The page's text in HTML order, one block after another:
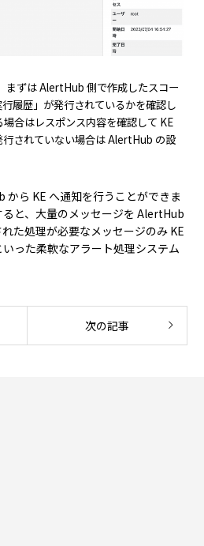
まずは AlertHub 側で作成したスコー
履歴」が発行されているかを確認し
合はレスポンス内容を確認して KE
行されていない場合は AlertHub の設
ら KE へ通知を行うことができま
と、大量のメッセージを AlertHub
た処理が必要なメッセージのみ KE
った柔軟なアラート処理システム
次の記事